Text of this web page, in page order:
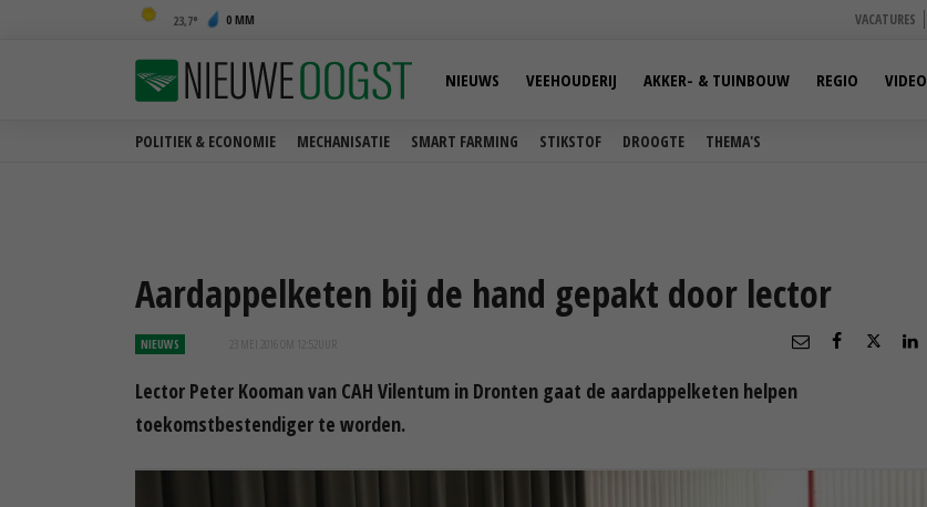
23,7 0 MM VACATURES
POLITIEK & ECONOMIE MECHANISATIE SMART FARMING STIKSTOF DROOGTE THEMA'S
NIEUWS VEEHOUDERIJ AKKER- & TUINBOUW REGIO VIDEO
Aardappelketen bij de hand gepakt door lector
NIEUWS 23 MEI 2016 OM 12:52
Lector Peter Kooman van CAH Vilentum in Dronten gaat de aardappelketen helpen
toekomstbestendiger te worden.